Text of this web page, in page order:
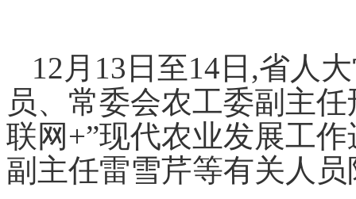
12 月13日至14日,省人
员、常委会农工委副主
联网+”现代农业发展工
副主任雷雪芹等有关人